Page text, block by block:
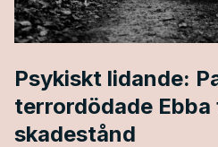
Psykiskt lidande:
terrordödade
skadestånd